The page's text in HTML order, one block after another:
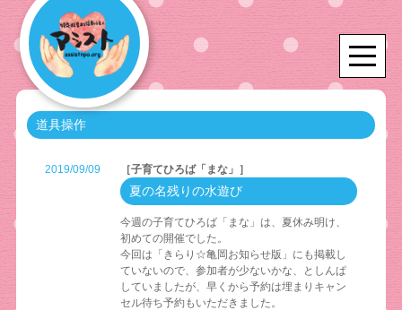
道具操作
2019/09/09 ［子育てひろば「まな」］
夏の名残りの水遊び
今週の子育てひろば「まな」は、夏休み明け、
初めての開催でした。
今回は「きらり☆亀岡お知らせ版」にも掲載し
ていないので、参加者が少ないかな、としんぱ
していましたが、早くから予約は埋まりキャン
セル待ち予約もいただきました。